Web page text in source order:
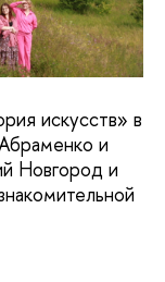
искусств» в
и
Новгород и